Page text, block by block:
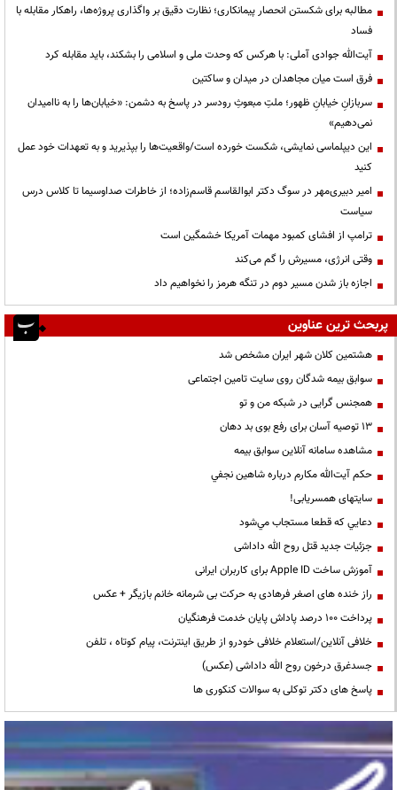
مطالبه برای شکستن انحصار پیمانکاری؛ نظارت دقیق بر واگذاری پروژه‌ها، راهکار مقابله با
فساد
آیت‌الله جوادی آملی: با هرکس که وحدت ملی و اسلامی را بشکند، باید مقابله کرد
فرق است میان مجاهدان در میدان و ساکتین
سربازانِ خیابانِ ظهور؛ ملتِ مبعوثِ رودسر در پاسخ به دشمن: «خیابان‌ها را به ناامیدان
نمی‌دهیم»
این دیپلماسی نمایشی، شکست خورده است/واقعیت‌ها را بپذیرید و به تعهدات خود عمل
کنید
امیر دبیری‌مهر در سوگ دکتر ابوالقاسم قاسم‌زاده؛ از خاطرات صداوسیما تا کلاس درس
سیاست
ترامپ از افشای کمبود مهمات آمریکا خشمگین است
وقتی انرژی، مسیرش را گم می‌کند
اجازه باز شدن مسیر دوم در تنگه هرمز را نخواهیم داد
پربحث ترین عناوین
هشتمین کلان شهر ایران مشخص شد
سوابق بیمه شدگان روی سایت تامین اجتماعی
همجنس گرایی در شبکه من و تو
13 توصیه آسان برای رفع بوی بد دهان
مشاهده سامانه آنلاين سوابق بیمه
حكم آيت‌الله مكارم درباره شاهين نجفي
سایتهای همسریابی!
دعايي كه قطعا مستجاب مي‌شود
جزئیات جدید قتل روح الله داداشی
آموزش ساخت Apple ID برای کاربران ایرانی
راز خنده های اصغر فرهادی به حرکت بی شرمانه خانم بازیگر + عکس
پرداخت ۱۰۰ درصد پاداش پایان خدمت فرهنگیان
خلافی آنلاین/استعلام خلافی خودرو از طریق اینترنت، پیام کوتاه ، تلفن
جسدغرق درخون روح الله داداشی (عکس)
پاسخ های دکتر توکلی به سوالات کنکوری ها